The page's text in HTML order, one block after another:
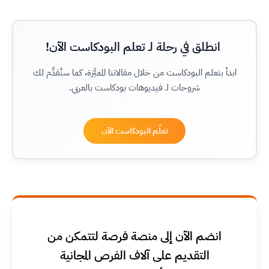
انطلق في رحلة لـ تعلم البودكاست الآن!
ابدأ بتعلم البودكاست من خلال مقالاتنا المميَّزة، كما سنُقدِّم لك
شروحات لـ فيديوهات بودكاست بالعربي.
تعلّم البودكاست الآن
انضم الآن إلى منصة فرصة لتتمكن من
التقديم على آلاف الفرص المجانية